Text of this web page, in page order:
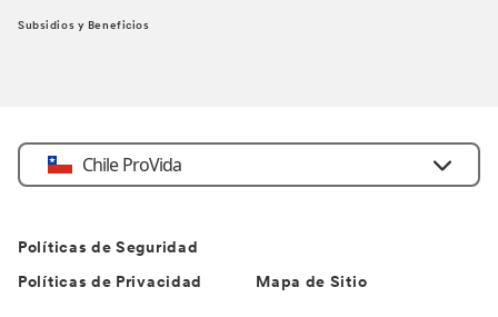
Subsidios y Beneficios
Chile ProVida
Políticas de Seguridad
Políticas de Privacidad Mapa de Sitio